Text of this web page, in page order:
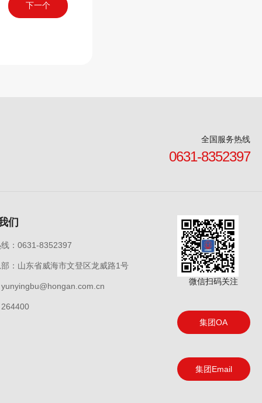
下一个
全国服务热线
0631-8352397
们
：0631-8352397
：山东省威海市文登区龙威路1号
微信扫码关注
集团OA
集团Email